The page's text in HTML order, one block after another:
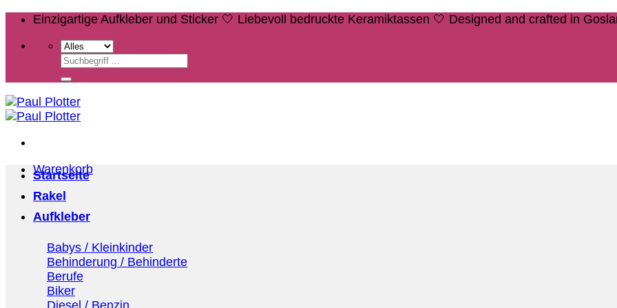
Zum
springen
Einzigartige Aufkleber und Sticker 🤍 Liebevoll bedruckte Keramiktassen 🤍 Designed and crafted in
Suchen
nach:
Warenkorb
Startseite
Rakel
Aufkleber
Babys / Kleinkinder
Behinderung / Behinderte
Berufe
Biker